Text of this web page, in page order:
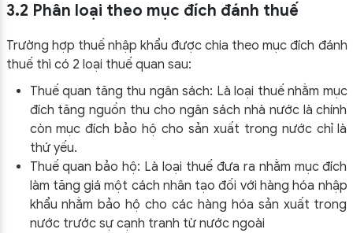
3.2 Phân loại theo mục đích đánh thuế
Trường hợp thuế nhập khẩu được chia theo mục đích đánh
thuế thì có 2 loại thuế quan sau:
Thuế quan tăng thu ngân sách: Là loại thuế nhằm mục
đích tăng nguồn thu cho ngân sách nhà nước là chính
còn mục đích bảo hộ cho sản xuất trong nước chỉ là
thứ yếu.
Thuế quan bảo hộ: Là loại thuế đưa ra nhằm mục đích
làm tăng giá một cách nhân tạo đối với hàng hóa nhập
khẩu nhằm bảo hộ cho các hàng hóa sản xuất trong
nước trước sự cạnh tranh từ nước ngoài